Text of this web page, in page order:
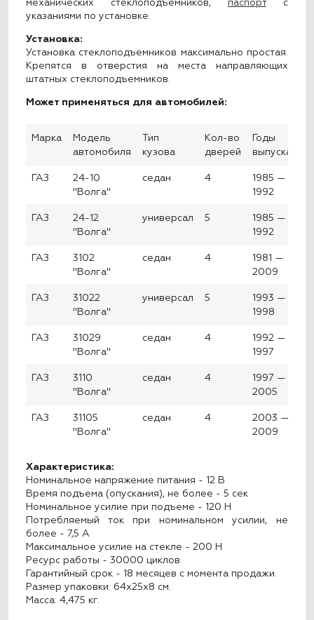
механических стеклоподъемников, паспортс
указаниями по установке.
Установка:
Установка стеклоподъемников максимально простая.
Крепятся в отверстия на места направляющих
штатных стеклоподъемников.
Может применяться для автомобилей:
Марка
Модель
автомобиля
Тип
кузова
Кол-во
дверей
Годы
выпуска
ГАЗ
24-10
"Волга"
седан 4
1985 —
1992
ГАЗ
24-12
"Волга"
универсал 5
1985 —
1992
ГАЗ
3102
"Волга"
седан 4
1981 —
2009
ГАЗ
31022
"Волга"
универсал 5
1993 —
1998
ГАЗ
31029
"Волга"
седан 4
1992 —
1997
ГАЗ
3110
"Волга"
седан 4
1997 —
2005
ГАЗ
31105
"Волга"
седан 4
2003 —
2009
Характеристика:
Номинальное напряжение питания - 12 В
Время подъема (опускания), не более - 5 сек
Номинальное усилие при подъеме - 120 Н
Потребляемый ток при номинальном усилии, не
более - 7,5 А
Максимальное усилие на стекле - 200 Н
Ресурс работы - 30000 циклов
Гарантийный срок - 18 месяцев с момента продажи.
Размер упаковки: 64x25x8 см.
Масса: 4,475 кг.